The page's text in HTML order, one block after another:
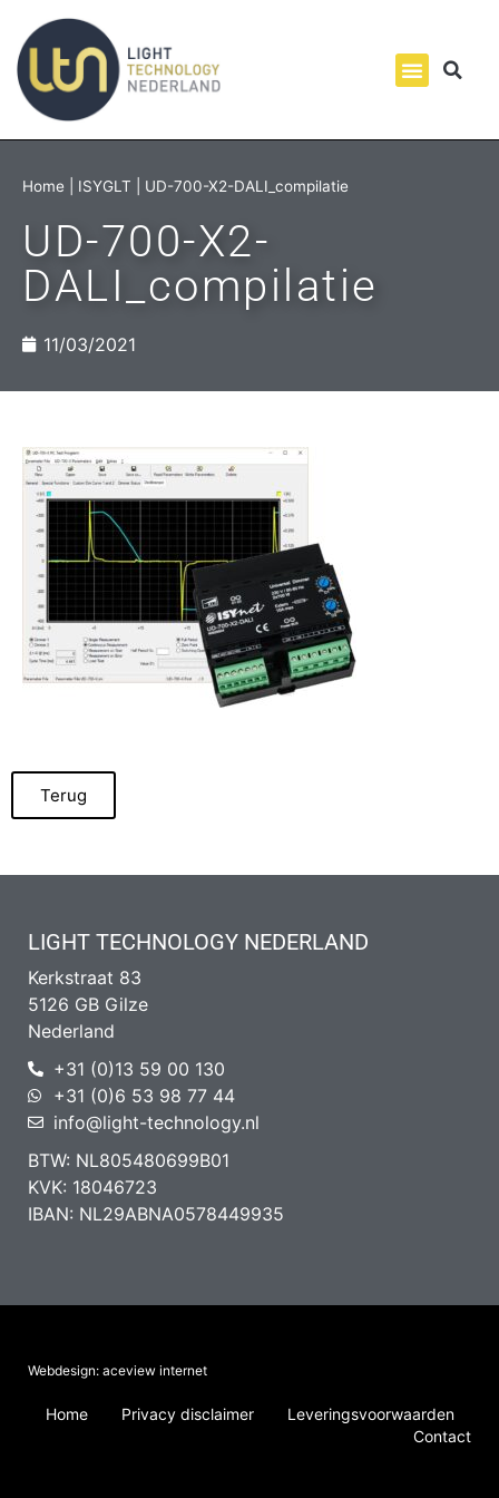
Home ISYGLT UD-700-X2-DALI_compilatie
UD-700-X2-
DALI_compilatie
11/03/2021
Terug
LIGHT TECHNOLOGY NEDERLAND
Kerkstraat 83
5126 GB Gilze
Nederland
+31 (0)13 59 00 130
+31 (0)6 53 98 77 44
info@light-technology.nl
BTW: NL805480699B01
KVK: 18046723
IBAN: NL29ABNA0578449935
Webdesign: aceview internet
Home Privacy disclaimer
Leveringsvoorwaarden
Contact